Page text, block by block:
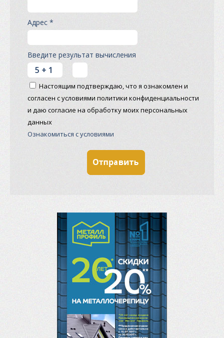
Адрес *
Введите результат вычисления
Настоящим подтверждаю, что я ознакомлен и
согласен с условиями политики конфиденциальности
и даю согласие на обработку моих персональных
данных
Ознакомиться с условиями